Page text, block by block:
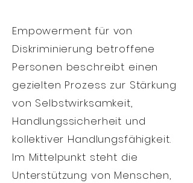
Empowerment für von
Diskriminierung betroffene
Personen beschreibt einen
gezielten Prozess zur Stärkung
von Selbstwirksamkeit,
Handlungssicherheit und
kollektiver Handlungsfähigkeit.
Im Mittelpunkt steht die
Unterstützung von Menschen,